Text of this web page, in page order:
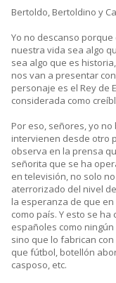
Bertoldo, Bertoldino y
Yo no descanso
nuestra vida sea algo
sea algo que es
nos van a presentar
personaje es el Rey de
considerada como
Por eso, señores, yo
intervienen desde otro
observa en la prensa
señorita que se ha
en televisión, no solo
aterrorizado del nivel
la esperanza de que
como país. Y esto se
españoles como
sino que lo fabrican
que fútbol, botellón
casposo, etc.